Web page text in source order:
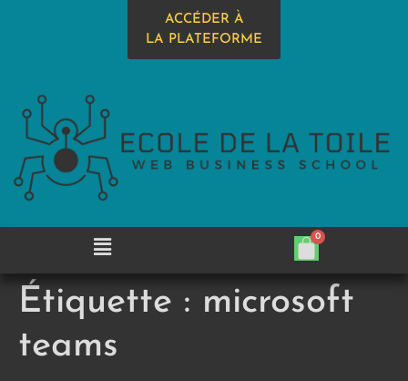
ACCÉDER À
LA PLATEFORME
Étiquette : microsoft
teams